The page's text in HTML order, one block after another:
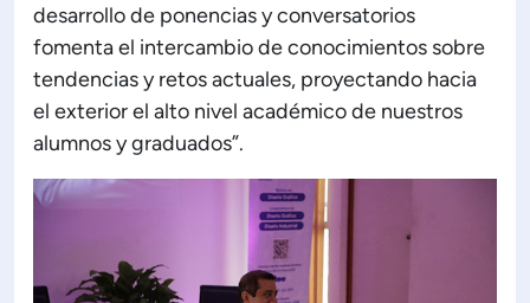
desarrollo de ponencias y conversatorios
fomenta el intercambio de conocimientos sobre
tendencias y retos actuales, proyectando hacia
el exterior el alto nivel académico de nuestros
alumnos y graduados”.